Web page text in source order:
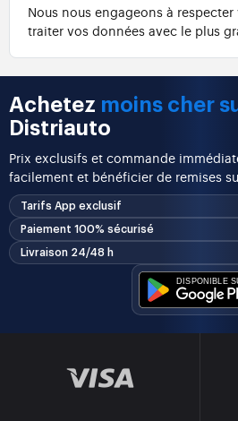
Nous nous engageons à
traiter vos données avec le plus
Achetez moins cher
Distriauto
Prix exclusifs et commande
facilement et bénéficier de remises
Tarifs App exclusif
Paiement 100% sécurisé
Livraison 24/48 h